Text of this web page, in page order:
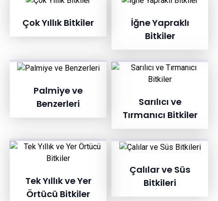
Çok Yıllık Bitkiler
İğne Yapraklı
Bitkiler
Palmiye ve
Benzerleri
Sarılıcı ve
Tırmanıcı Bitkiler
Tek Yıllık ve Yer
Örtücü Bitkiler
Çalılar ve Süs
Bitkileri